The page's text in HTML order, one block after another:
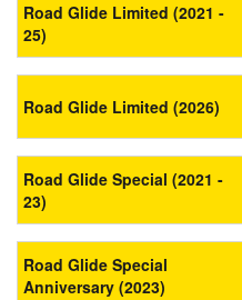
Road Glide Limited (2021 -
25)
Road Glide Limited (2026)
Road Glide Special (2021 -
23)
Road Glide Special
Anniversary (2023)